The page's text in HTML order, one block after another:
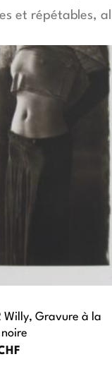
et répétables,
Willy, Gravure à la